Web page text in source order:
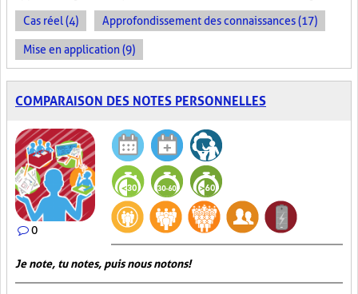
Cas réel (4) Approfondissement des connaissances (17)
Mise en application (9)
COMPARAISON DES NOTES PERSONNELLES
0
Je note, tu notes, puis nous notons!